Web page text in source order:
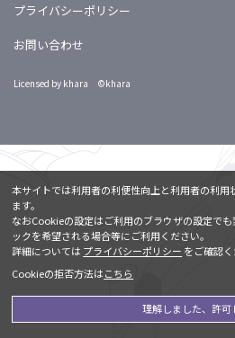
プライバシーポリシー
お問い合わせ
Licensed by khara ©khara
本サイトでは利用者の利便性向上と利用者の利
ます。
なおCookieの設定はご利用のブラウザの設定で
ックを希望される場合等にご利用ください。
詳細については プライバシーポリシー をご確認く
Cookieの拒否方法はこちら
理解しました、許可